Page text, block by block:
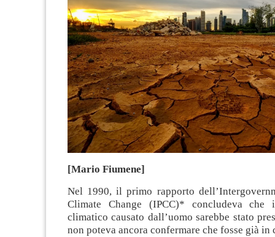
[Mario Fiumene]
Nel 1990, il primo rapporto
Climate Change (IPCC)* concludeva che
climatico causato dall’uomo sarebbe stato
non poteva ancora confermare che fosse già in